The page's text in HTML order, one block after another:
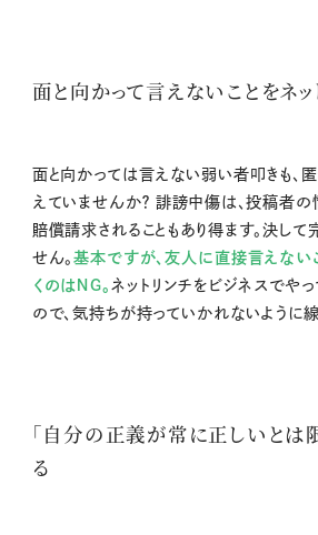
面と向かって言えないことをネ
面と向かっては言えない弱い者叩きも、
えていませんか？ 誹謗中傷は、投稿者
賠償請求されることもあり得ます。決し
せん。基本ですが、友人に直接言えない
くのはＮＧ。 ネットリンチをビジネスでや
ので、気持ちが持っていかれないように線
「自分の正義が常に正しいとは
る